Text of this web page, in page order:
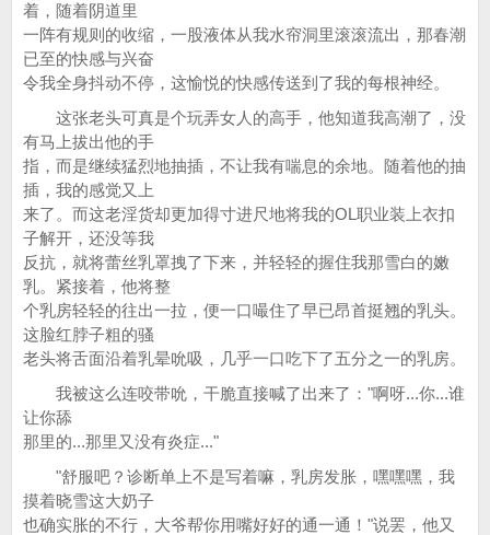
着，随着阴道里
一阵有规则的收缩，一股液体从我水帘洞里滚滚流出，那春潮
已至的快感与兴奋
令我全身抖动不停，这愉悦的快感传送到了我的每根神经。
这张老头可真是个玩弄女人的高手，他知道我高潮了，没
有马上拔出他的手
指，而是继续猛烈地抽插，不让我有喘息的余地。随着他的抽
插，我的感觉又上
来了。而这老淫货却更加得寸进尺地将我的OL职业装上衣扣
子解开，还没等我
反抗，就将蕾丝乳罩拽了下来，并轻轻的握住我那雪白的嫩
乳。紧接着，他将整
个乳房轻轻的往出一拉，便一口嘬住了早已昂首挺翘的乳头。
这脸红脖子粗的骚
老头将舌面沿着乳晕吮吸，几乎一口吃下了五分之一的乳房。
我被这么连咬带吮，干脆直接喊了出来了："啊呀...你...谁
让你舔
那里的...那里又没有炎症..."
"舒服吧？诊断单上不是写着嘛，乳房发胀，嘿嘿嘿，我
摸着晓雪这大奶子
也确实胀的不行，大爷帮你用嘴好好的通一通！"说罢，他又